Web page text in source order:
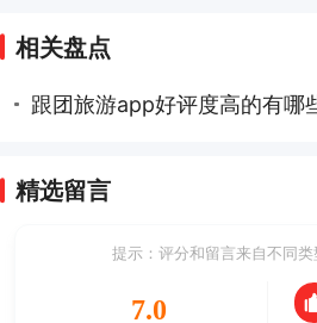
相关盘点
跟团旅游app好评度高的有哪
精选留言
提示：评分和留言来自不同类
7.0